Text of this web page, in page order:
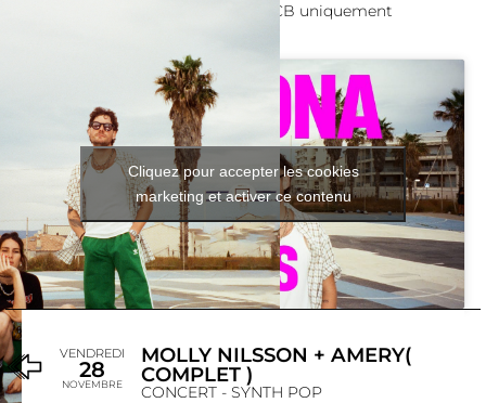
Paiement bar et cantine en CB uniquement
Cliquez pour accepter les cookies
marketing et activer ce contenu
VENDREDI
28
NOVEMBRE
MOLLY NILSSON + AMERY(
COMPLET )
CONCERT - SYNTH POP